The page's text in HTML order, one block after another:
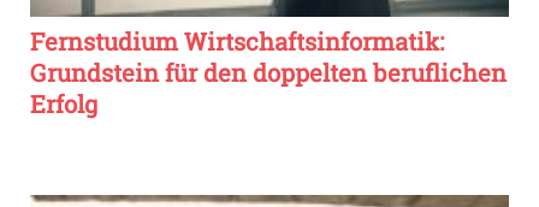
Fernstudium Wirtschaftsinformatik:
Grundstein für den doppelten beruflichen
Erfolg